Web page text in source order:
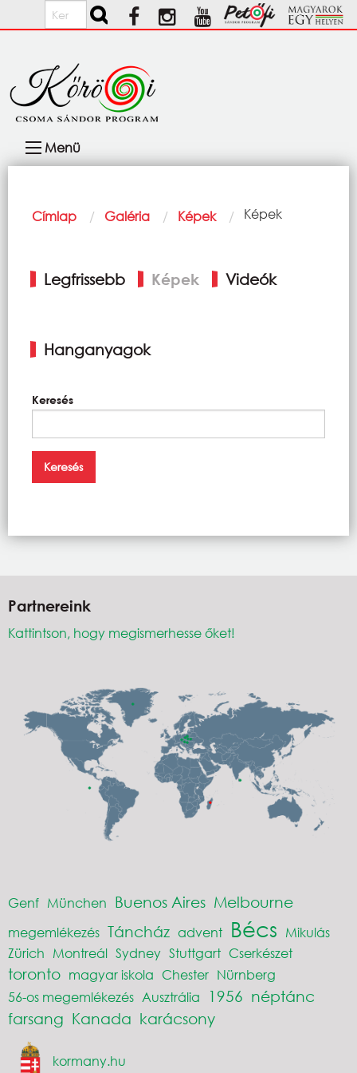
Ugrás a tartalomra
Keresés
navigáció
Menü
Morzsa
Címlap Galéria Képek Current:
Képek
fülek
Legfrissebb Képek Videók
Hanganyagok
Keresés
Partnereink
Kattintson, hogy megismerhesse őket!
Genf München Buenos Aires Melbourne
megemlékezés Táncház advent Bécs Mikulás
Zürich Montreál Sydney Stuttgart Cserkészet
toronto magyar iskola Chester Nürnberg
56-os megemlékezés Ausztrália 1956 néptánc
farsang Kanada karácsony
kormany.hu